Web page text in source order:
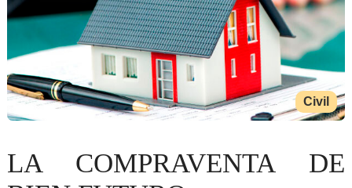
Civil
LA COMPRAVENTA DE